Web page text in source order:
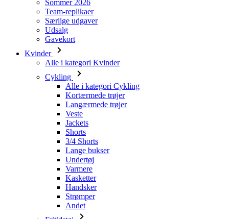
Kvinder
Alle i kategori Kvinder
Cykling
Alle i kategori Cykling
Langærmede trøjer
Veste
Jackets
Shorts
3/4 Shorts
Lange bukser
Undertøj
Varmere
Kasketter
Handsker
Strømper
Andet
Fritidstøj
Alle i kategori Fritidstøj
T-Shirts
Sweatshirt
Kasketter